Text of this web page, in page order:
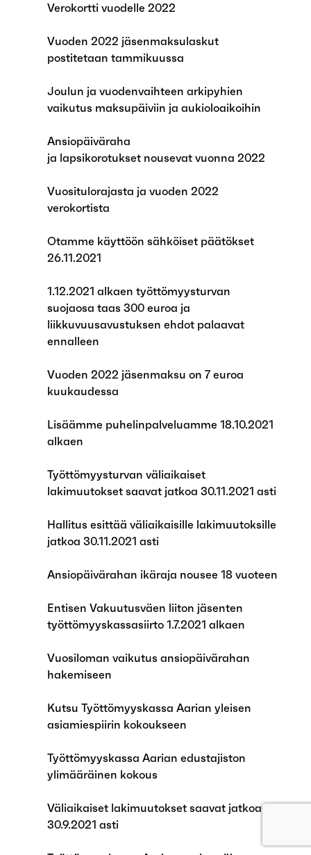
Verokortti vuodelle 2022
Vuoden 2022 jäsenmaksulaskut
postitetaan tammikuussa
Joulun ja vuodenvaihteen arkipyhien
vaikutus maksupäiviin ja aukioloaikoihin
Ansiopäiväraha
ja lapsikorotukset nousevat vuonna 2022
Vuositulorajasta ja vuoden 2022
verokortista
Otamme käyttöön sähköiset päätökset
26.11.2021
1.12.2021 alkaen työttömyysturvan
suojaosa taas 300 euroa ja
liikkuvuusavustuksen ehdot palaavat
ennalleen
Vuoden 2022 jäsenmaksu on 7 euroa
kuukaudessa
Lisäämme puhelinpalveluamme 18.10.2021
alkaen
Työttömyysturvan väliaikaiset
lakimuutokset saavat jatkoa 30.11.2021 asti
Hallitus esittää väliaikaisille lakimuutoksille
jatkoa 30.11.2021 asti
Ansiopäivärahan ikäraja nousee 18 vuoteen
Entisen Vakuutusväen liiton jäsenten
työttömyyskassasiirto 1.7.2021 alkaen
Vuosiloman vaikutus ansiopäivärahan
hakemiseen
Kutsu Työttömyyskassa Aarian yleisen
asiamiespiirin kokoukseen
Työttömyyskassa Aarian edustajiston
ylimääräinen kokous
Väliaikaiset lakimuutokset saavat jatkoa
30.9.2021 asti